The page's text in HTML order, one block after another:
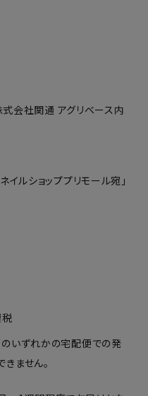
会社関通 アグリベース内
イルショッププリモール宛」
のいずれかの宅配便での発
ません。